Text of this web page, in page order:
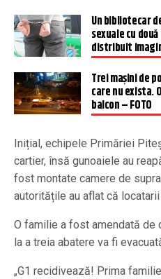
Un bibliotecar
sexuale cu două
distribuit
Trei maşini de
care nu exista.
balcon – FOTO
Inițial, echipele Primăriei
cartier, însă gunoaiele au
fost montate camere de
autoritățile au aflat că
O familie a fost amendată
la a treia abatere va fi
„G1 recidivează! Prima